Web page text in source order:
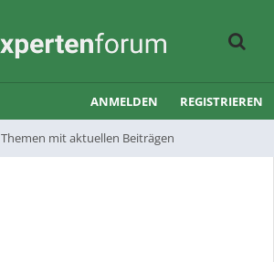
Themen mit aktuellen Beiträgen
ANMELDEN REGISTRIEREN